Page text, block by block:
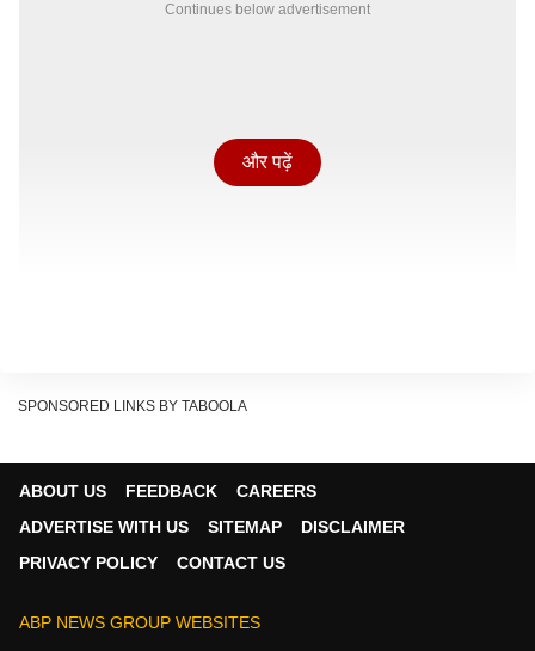
Continues below advertisement
लिए विन्ध्यवासिनी षष्ठी का विशेष महत्व है.
और पढ़ें
SPONSORED LINKS BY TABOOLA
ABOUT US FEEDBACK
CAREERS
ADVERTISE WITH US
SITEMAP
DISCLAIMER
PRIVACY POLICY
CONTACT US
ABP NEWS GROUP WEBSITES